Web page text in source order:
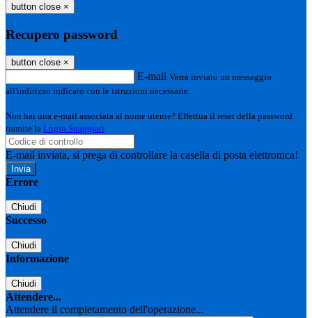
button close ×
Recupero password
button close ×
E-mail Verrà inviato un messaggio
all'indirizzo indicato con le istruzioni necessarie.
Non hai una e-mail associata al nome utente? Effettua il reset della password
tramite la Login Spaggiari
E-mail inviata, si prega di controllare la casella di posta elettronica!
Errore
Chiudi
Successo
Chiudi
Informazione
Chiudi
Attendere...
Attendere il completamento dell'operazione...